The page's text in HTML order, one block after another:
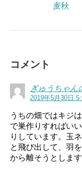
麦秋
コメント
ぎゅうちゃん
2019年5月30日
うちの畑ではキジ
で巣作りすればい
りしています。玉
と飛び出して、羽
から離そうとします